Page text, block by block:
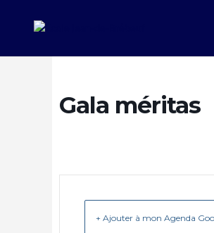
Gala méritas
+ Ajouter à mon Agenda